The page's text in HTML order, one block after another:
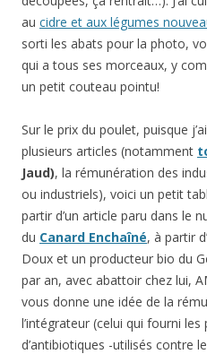
au cidre et aux légumes
sorti les abats pour la photo,
qui a tous ses morceaux, y
un petit couteau pointu!
Sur le prix du poulet, puisque
plusieurs articles (notamment
Jaud), la rémunération des
ou industriels), voici un petit
partir d’un article paru dans le
du Canard Enchaîné, à partir
Doux et un producteur bio du
par an, avec abattoir chez lui,
vous donne une idée de la
l’intégrateur (celui qui fourni
d’antibiotiques -utilisés contre